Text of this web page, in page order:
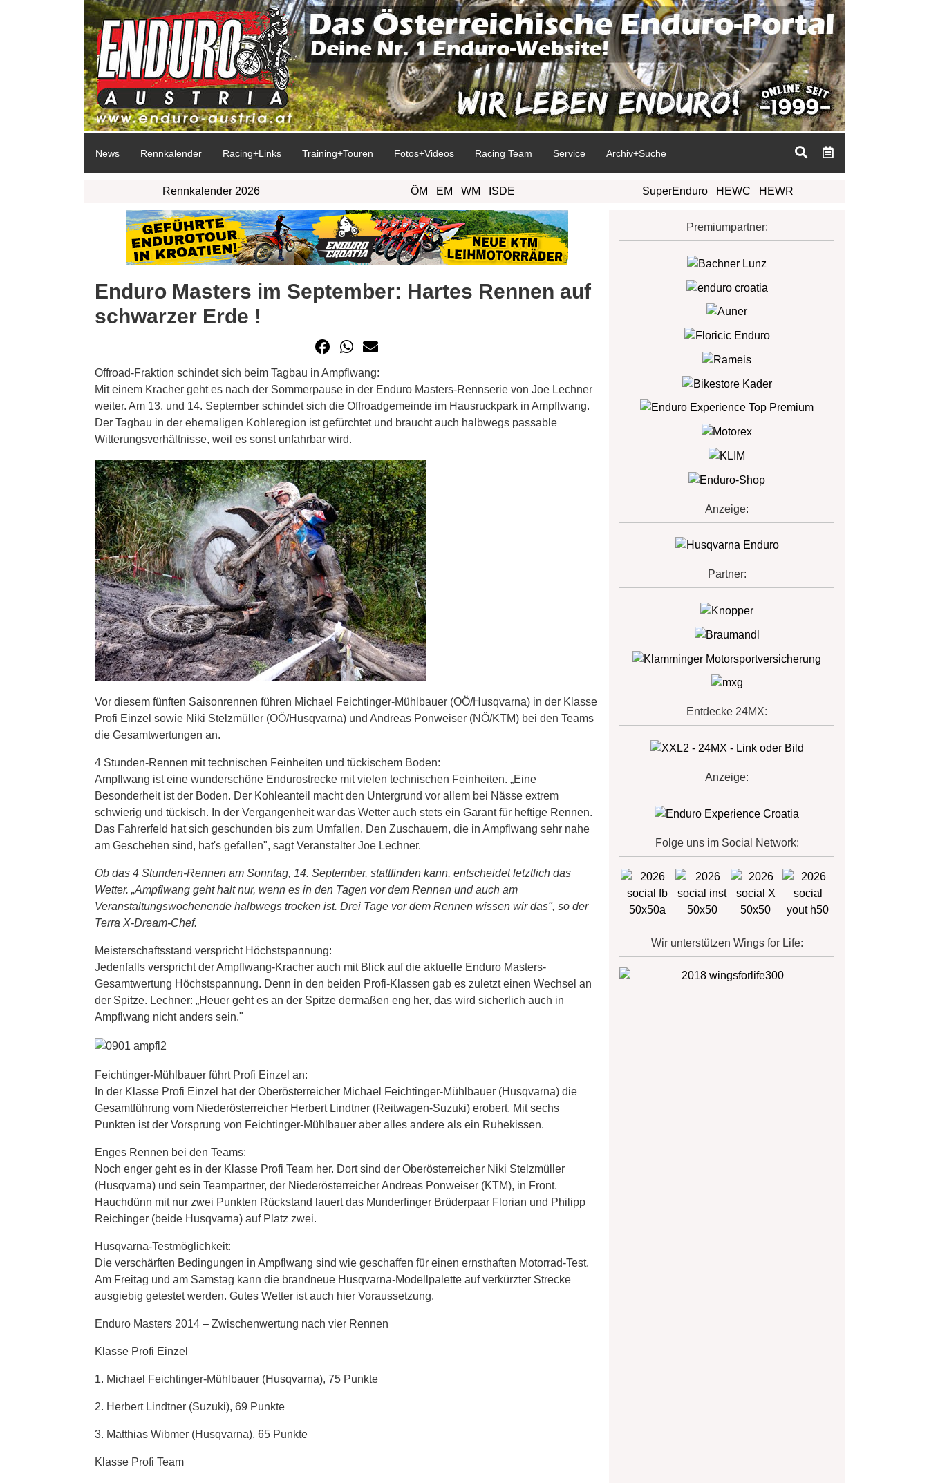
News Rennkalender Racing+Links Training+Touren Fotos+Videos Racing Team Service Archiv+Suche
Rennkalender 2026 ÖM EM WM ISDE SuperEnduro HEWC HEWR
Enduro Masters im September: Hartes Rennen auf
schwarzer Erde !
Offroad-Fraktion schindet sich beim Tagbau in Ampflwang:
Mit einem Kracher geht es nach der Sommerpause in der Enduro Masters-Rennserie von Joe Lechner
weiter. Am 13. und 14. September schindet sich die Offroadgemeinde im Hausruckpark in Ampflwang.
Der Tagbau in der ehemaligen Kohleregion ist gefürchtet und braucht auch halbwegs passable
Witterungsverhältnisse, weil es sonst unfahrbar wird.
Vor diesem fünften Saisonrennen führen Michael Feichtinger-Mühlbauer (OÖ/Husqvarna) in der Klasse
Profi Einzel sowie Niki Stelzmüller (OÖ/Husqvarna) und Andreas Ponweiser (NÖ/KTM) bei den Teams
die Gesamtwertungen an.
4 Stunden-Rennen mit technischen Feinheiten und tückischem Boden:
Ampflwang ist eine wunderschöne Endurostrecke mit vielen technischen Feinheiten. „Eine
Besonderheit ist der Boden. Der Kohleanteil macht den Untergrund vor allem bei Nässe extrem
schwierig und tückisch. In der Vergangenheit war das Wetter auch stets ein Garant für heftige Rennen.
Das Fahrerfeld hat sich geschunden bis zum Umfallen. Den Zuschauern, die in Ampflwang sehr nahe
am Geschehen sind, hat's gefallen", sagt Veranstalter Joe Lechner.
Ob das 4 Stunden-Rennen am Sonntag, 14. September, stattfinden kann, entscheidet letztlich das
Wetter. „Ampflwang geht halt nur, wenn es in den Tagen vor dem Rennen und auch am
Veranstaltungswochenende halbwegs trocken ist. Drei Tage vor dem Rennen wissen wir das", so der
Terra X-Dream-Chef.
Meisterschaftsstand verspricht Höchstspannung:
Jedenfalls verspricht der Ampflwang-Kracher auch mit Blick auf die aktuelle Enduro Masters-
Gesamtwertung Höchstspannung. Denn in den beiden Profi-Klassen gab es zuletzt einen Wechsel an
der Spitze. Lechner: „Heuer geht es an der Spitze dermaßen eng her, das wird sicherlich auch in
Ampflwang nicht anders sein."
Feichtinger-Mühlbauer führt Profi Einzel an:
In der Klasse Profi Einzel hat der Oberösterreicher Michael Feichtinger-Mühlbauer (Husqvarna) die
Gesamtführung vom Niederösterreicher Herbert Lindtner (Reitwagen-Suzuki) erobert. Mit sechs
Punkten ist der Vorsprung von Feichtinger-Mühlbauer aber alles andere als ein Ruhekissen.
Enges Rennen bei den Teams:
Noch enger geht es in der Klasse Profi Team her. Dort sind der Oberösterreicher Niki Stelzmüller
(Husqvarna) und sein Teampartner, der Niederösterreicher Andreas Ponweiser (KTM), in Front.
Hauchdünn mit nur zwei Punkten Rückstand lauert das Munderfinger Brüderpaar Florian und Philipp
Reichinger (beide Husqvarna) auf Platz zwei.
Husqvarna-Testmöglichkeit:
Die verschärften Bedingungen in Ampflwang sind wie geschaffen für einen ernsthaften Motorrad-Test.
Am Freitag und am Samstag kann die brandneue Husqvarna-Modellpalette auf verkürzter Strecke
ausgiebig getestet werden. Gutes Wetter ist auch hier Voraussetzung.
Enduro Masters 2014 – Zwischenwertung nach vier Rennen
Klasse Profi Einzel
1. Michael Feichtinger-Mühlbauer (Husqvarna), 75 Punkte
2. Herbert Lindtner (Suzuki), 69 Punkte
3. Matthias Wibmer (Husqvarna), 65 Punkte
Klasse Profi Team
Premiumpartner:
Anzeige:
Partner:
Entdecke 24MX:
Anzeige:
Folge uns im Social Network:
Wir unterstützen Wings for Life: